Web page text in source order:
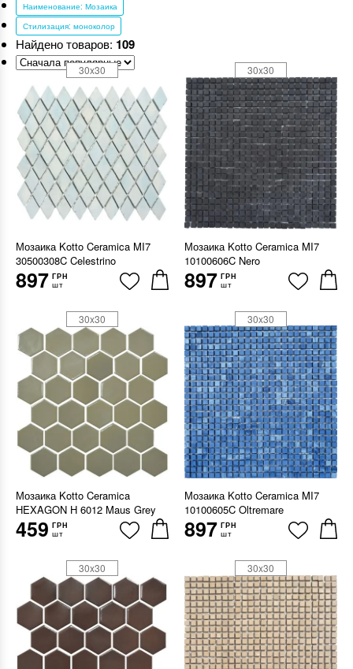
Наименование: Мозаика
Стилизация: моноколор
Найдено товаров: 109
Мозаика Kotto Ceramica MI7
30500308C Celestrino
897 ГРН
шт
30x30
Мозаика Kotto Ceramica MI7
10100606C Nero
897 ГРН
шт
30x30
Мозаика Kotto Ceramica
HEXAGON H 6012 Maus Grey
459 ГРН
шт
30x30
Мозаика Kotto Ceramica MI7
10100605C Oltremare
897 ГРН
шт
30x30
30x30 30x30